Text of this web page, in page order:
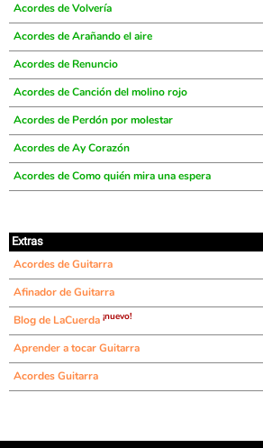
Acordes de Volvería
Acordes de Arañando el aire
Acordes de Renuncio
Acordes de Canción del molino rojo
Acordes de Perdón por molestar
Acordes de Ay Corazón
Acordes de Como quién mira una espera
Extras
Acordes de Guitarra
Afinador de Guitarra
Blog de LaCuerda ¡nuevo!
Aprender a tocar Guitarra
Acordes Guitarra